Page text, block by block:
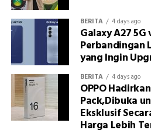
BERITA 4 days ago
Galaxy A27 5G
Perbandingan
yang Ingin
BERITA 4 days ago
OPPO
Pack,Dibuka
Eksklusif
Harga Lebih